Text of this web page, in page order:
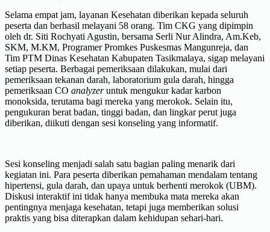
Selama empat jam, layanan Kesehatan diberikan kepada seluruh
peserta dan berhasil melayani 58 orang. Tim CKG yang dipimpin
oleh dr. Siti Rochyati Agustin, bersama Serli Nur Alindra, Am.Keb,
SKM, M.KM, Programer Promkes Puskesmas Mangunreja, dan
Tim PTM Dinas Kesehatan Kabupaten Tasikmalaya, sigap melayani
setiap peserta. Berbagai pemeriksaan dilakukan, mulai dari
pemeriksaan tekanan darah, laboratorium gula darah, hingga
pemeriksaan CO analyzeruntuk mengukur kadar karbon
monoksida, terutama bagi mereka yang merokok. Selain itu,
pengukuran berat badan, tinggi badan, dan lingkar perut juga
diberikan, diikuti dengan sesi konseling yang informatif.
Sesi konseling menjadi salah satu bagian paling menarik dari
kegiatan ini. Para peserta diberikan pemahaman mendalam tentang
hipertensi, gula darah, dan upaya untuk berhenti merokok (UBM).
Diskusi interaktif ini tidak hanya membuka mata mereka akan
pentingnya menjaga kesehatan, tetapi juga memberikan solusi
praktis yang bisa diterapkan dalam kehidupan sehari-hari.